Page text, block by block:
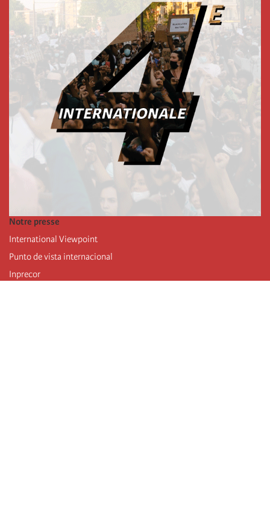
Notre presse
International Viewpoint
Punto de vista internacional
Inprecor